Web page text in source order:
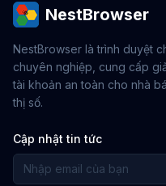
NestBrowser
NestBrowser là trình duyệt
chuyên nghiệp, cung cấp
tài khoản an toàn cho nhà
thị số.
Cập nhật tin tức